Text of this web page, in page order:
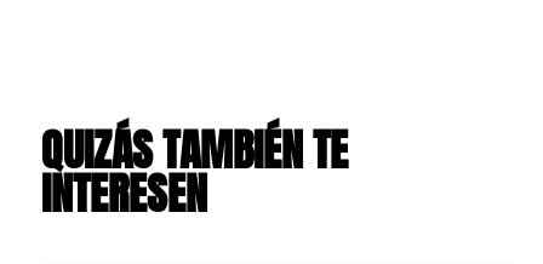
QUIZÁS TAMBIÉN TE
INTERESEN